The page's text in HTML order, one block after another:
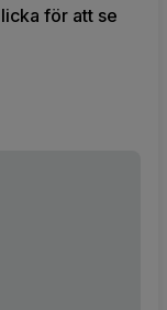
för att se